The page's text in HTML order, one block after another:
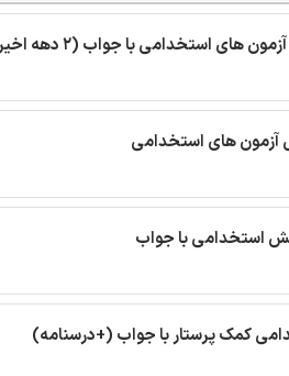
استخدامی با جواب (2 دهه اخیر)
های استخدامی
استخدامی با جواب
کمک پرستار با جواب (+درسنامه)